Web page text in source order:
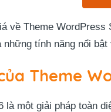
về Theme
tính năng nổi
Theme
là một giải pháp toàn